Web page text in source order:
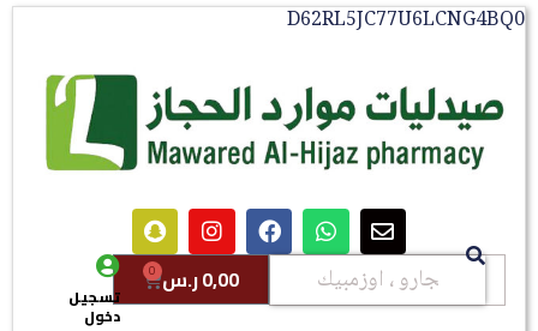
0,00ر.س تسجيل
دخول